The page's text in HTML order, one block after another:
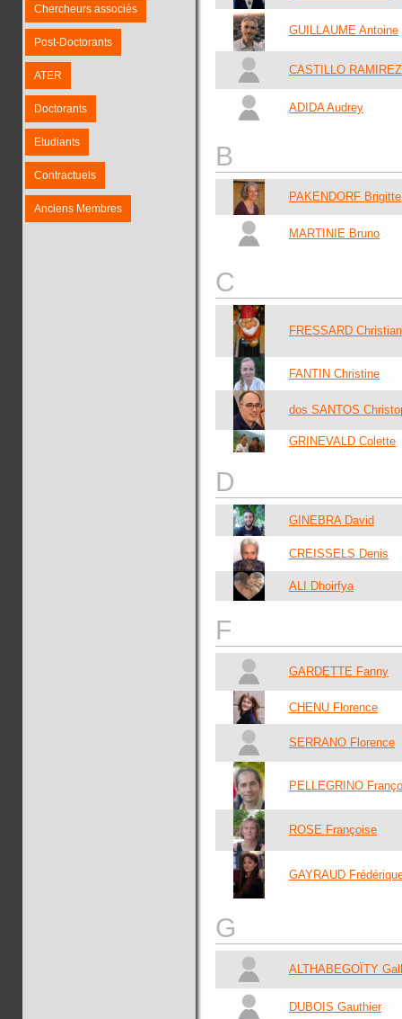
Chercheurs associés
Post-Doctorants
ATER
Doctorants
Etudiants
Contractuels
Anciens Membres
GUILLAUME Antoine
CASTILLO
ADIDA Audrey
B
PAKENDORF Brigitte
MARTINIE Bruno
C
FRESSARD Christian
FANTIN Christine
dos SANTOS
GRINEVALD Colette
D
GINEBRA David
CREISSELS Denis
ALI Dhoirfya
F
GARDETTE Fanny
CHENU Florence
SERRANO Florence
PELLEGRINO
ROSE Françoise
GAYRAUD
G
ALTHABEGOÏTY
DUBOIS Gauthier